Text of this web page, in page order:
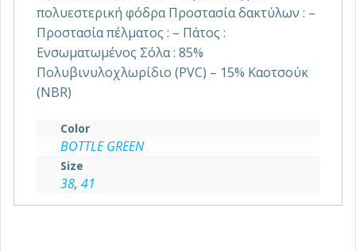
πολυεστερική φόδρα Προστασία δακτύλων : –
Προστασία πέλματος : – Πάτος :
Ενσωματωμένος Σόλα : 85%
Πολυβινυλοχλωρίδιο (PVC) – 15% Καοτσούκ
(NBR)
Color
BOTTLE GREEN
Size
38, 41